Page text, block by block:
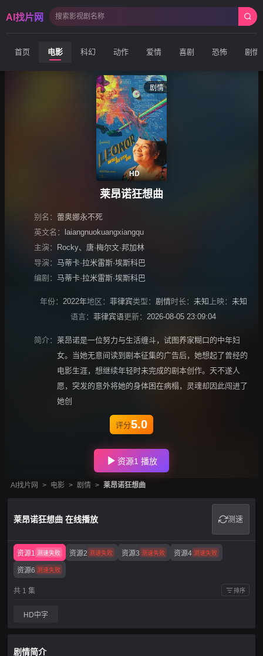
AI找片网
首页 电影 科幻 动作 爱情 喜剧 恐怖 剧情
剧情
HD
莱昂诺狂想曲
别名： 蕾奥娜永不死
英文名：
laiangnuokuangxiangqu
主演：
Rocky、 唐·梅尔文·邦加林
导演： 马蒂卡·拉米雷斯·埃斯科巴
编剧： 马蒂卡·拉米雷斯·埃斯科巴
年份： 2022年地区： 菲律宾类型： 剧情时长： 未知 上映： 未知
语言： 菲律宾语更新： 2026-08-05 23:09:04
简介： 莱昂诺是一位努力与生活缠斗，试图养家糊口的中年妇
女。当她无意间读到剧本征集的广告后，她想起了曾经的
电影生涯，想继续年轻时未完成的剧本创作。天不遂人
愿，突发的意外将她的身体困在病榻，灵魂却因此闯进了
她创
评分5.0
资源1 播放
AI找片网 > 电影 > 剧情 > 莱昂诺狂想曲
莱昂诺狂想曲 在线播放 测速
资源1 测速失败 资源2 测速失败 资源3 测速失败 资源4 测速失败
资源6 测速失败
共 1 集 排序
HD中字
剧情简介